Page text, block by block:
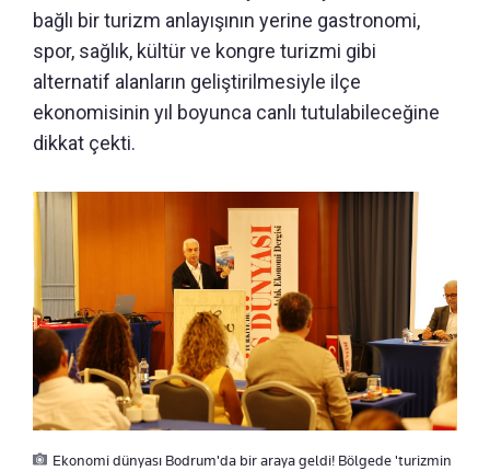
bağlı bir turizm anlayışının yerine gastronomi,
spor, sağlık, kültür ve kongre turizmi gibi
alternatif alanların geliştirilmesiyle ilçe
ekonomisinin yıl boyunca canlı tutulabileceğine
dikkat çekti.
Ekonomi dünyası Bodrum'da bir araya geldi! Bölgede 'turizmin